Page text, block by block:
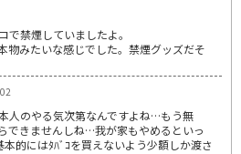
で禁煙していましたよ。
物みたいな感じでした。禁煙グッズだそ
人のやる気次第なんですよね…もう無
できませんしね…我が家もやめるといっ
的にはﾀﾊﾞｺを買えないよう少額しか渡さ